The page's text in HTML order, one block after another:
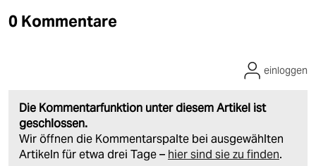
0 Kommentare
Die Kommentarfunktion unter diesem Artikel ist
geschlossen.
Wir öffnen die Kommentarspalte bei ausgewählten
Artikeln für etwa drei Tage – hier sind sie zu finden.
einloggen